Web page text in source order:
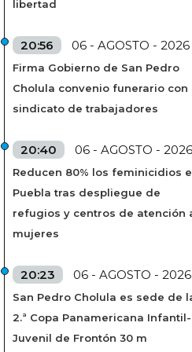
libertad
20:56 06 - AGOSTO - 2026
Firma Gobierno de San Pedro
Cholula convenio funerario con
sindicato de trabajadores
20:40 06 - AGOSTO - 2026
Reducen 80% los feminicidios
Puebla tras despliegue de
refugios y centros de atención
mujeres
20:23 06 - AGOSTO - 2026
San Pedro Cholula es sede de
2.ª Copa Panamericana Infantil-
Juvenil de Frontón 30 m